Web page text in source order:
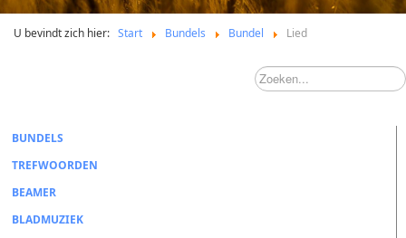
U bevindt zich hier: Start Bundels Bundel Lied
BUNDELS
TREFWOORDEN
BEAMER
BLADMUZIEK